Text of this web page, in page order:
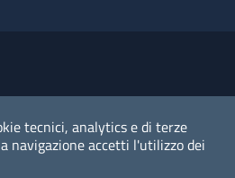
tecnici, analytics e di terze
navigazione accetti l'utilizzo dei
del dato personale